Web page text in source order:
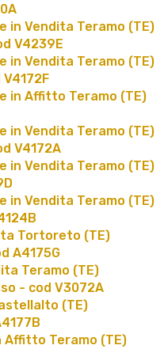
in Vendita Teramo (TE)
V4239E
in Vendita Teramo (TE)
in Affitto Teramo (TE)
in Vendita Teramo (TE)
V4172A
in Vendita Teramo (TE)
in Vendita Teramo (TE)
Tortoreto (TE)
A4175G
Teramo (TE)
- cod V3072A
(TE)
Affitto Teramo (TE)